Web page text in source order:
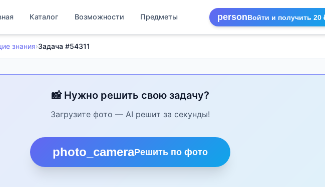
Каталог Возможности Предметы personВойти и получить 20
знания›Задача #54311
📸 Нужно решить свою задачу?
Загрузите фото — AI решит за секунды!
photo_cameraРешить по фото